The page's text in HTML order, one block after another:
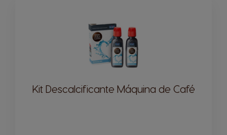
Kit Descalcificante Máquina de Café